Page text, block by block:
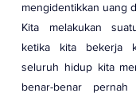
mengidentikkan uang
Kita melakukan
ketika kita bekerja
seluruh hidup kita
benar-benar